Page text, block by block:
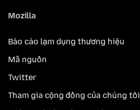
Mozilla
Báo cáo lạm dụng thương hiệu
Mã nguồn
Twitter
Tham gia cộng đồng của chúng tôi